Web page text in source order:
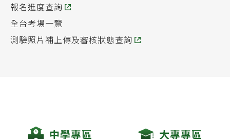
報名進度查詢
全台考場一覽
測驗照片補上傳及審核狀態查詢
中學專區 大專專區